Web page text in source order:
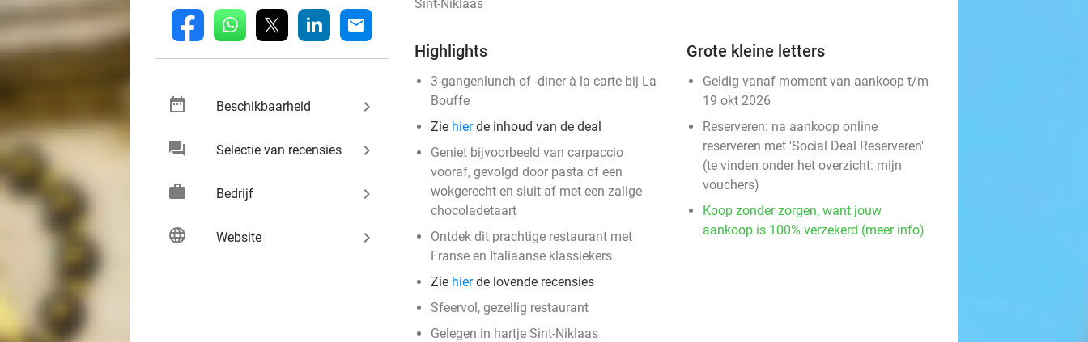
fb whatsapp linkedin mail
date_range Beschikbaarheid keyboard_arrow_right
chat Selectie van recensies keyboard_arrow_right
work Bedrijf keyboard_arrow_right
language Website keyboard_arrow_right
Sint-Niklaas
Highlights
3-gangenlunch of -diner à la carte bij La
Bouffe
Zie hierde inhoud van de deal
Geniet bijvoorbeeld van carpaccio
vooraf, gevolgd door pasta of een
wokgerecht en sluit af met een zalige
chocoladetaart
Ontdek dit prachtige restaurant met
Franse en Italiaanse klassiekers
Zie hierde lovende recensies
Sfeervol, gezellig restaurant
Gelegen in hartje Sint-Niklaas
Grote kleine letters
Geldig vanaf moment van aankoop t/m
19 okt 2026
Reserveren: na aankoop online
reserveren met 'Social Deal Reserveren'
(te vinden onder het overzicht: mijn
vouchers)
Koop zonder zorgen, want jouw
aankoop is 100% verzekerd (meer info)